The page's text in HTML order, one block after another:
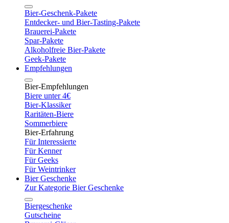
Bier-Geschenk-Pakete
Entdecker- und Bier-Tasting-Pakete
Brauerei-Pakete
Spar-Pakete
Alkoholfreie Bier-Pakete
Geek-Pakete
Empfehlungen
Bier-Empfehlungen
Biere unter 4€
Bier-Klassiker
Raritäten-Biere
Sommerbiere
Bier-Erfahrung
Für Interessierte
Für Kenner
Für Geeks
Für Weintrinker
Bier Geschenke
Zur Kategorie Bier Geschenke
Biergeschenke
Gutscheine